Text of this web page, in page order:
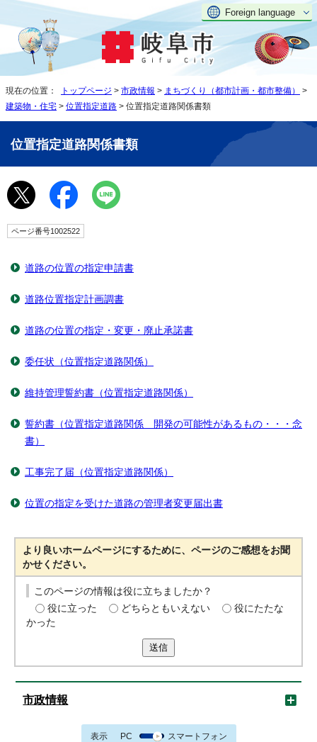
Foreign language
現在の位置： トップページ > 市政情報 > まちづくり（都市計画・都市整備）
>
建築物・住宅 > 位置指定道路 > 位置指定道路関係書類
位置指定道路関係書類
ページ番号1002522
道路の位置の指定申請書
道路位置指定計画調書
道路の位置の指定・変更・廃止承諾書
委任状（位置指定道路関係）
維持管理誓約書（位置指定道路関係）
誓約書（位置指定道路関係 開発の可能性があるもの・・・念
書）
工事完了届（位置指定道路関係）
位置の指定を受けた道路の管理者変更届出書
より良いホームページにするために、ページのご感想をお聞
かせください。
このページの情報は役に立ちましたか？
役に立った
どちらともいえない
役にたたな
かった
送信
市政情報
表示 PC スマートフォン